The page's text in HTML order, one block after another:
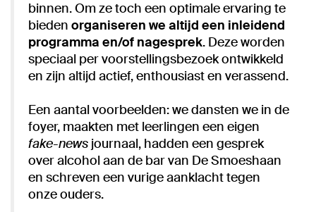
binnen. Om ze toch een optimale ervaring te
bieden organiseren we altijd een inleidend
programma en/of nagesprek. Deze worden
speciaal per voorstellingsbezoek ontwikkeld
en zijn altijd actief, enthousiast en verassend.
Een aantal voorbeelden: we dansten we in de
foyer, maakten met leerlingen een eigen
fake-news journaal, hadden een gesprek
over alcohol aan de bar van De Smoeshaan
en schreven een vurige aanklacht tegen
onze ouders.